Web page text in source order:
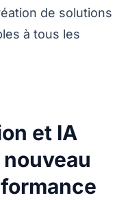
de solutions
à tous les
et IA